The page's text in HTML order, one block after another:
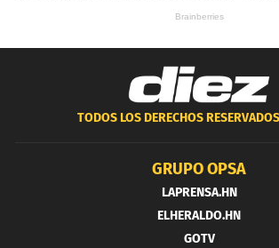
TODOS LOS DERECHOS
GRUPO OPSA
LAPRENSA.HN
ELHERALDO.HN
GOTV